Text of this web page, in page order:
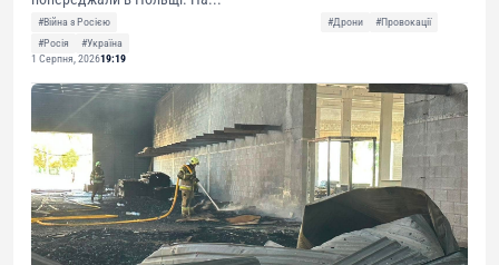
#Війна з Росією #Дрони
#Провокації
#Росія
#Україна
1 Серпня, 202619:19